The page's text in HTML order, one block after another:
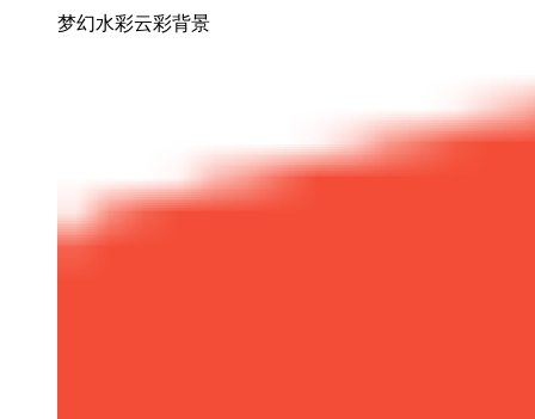
梦幻水彩云彩背景